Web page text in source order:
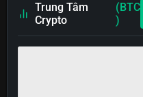
Trung Tâm
Crypto
(BTC
)